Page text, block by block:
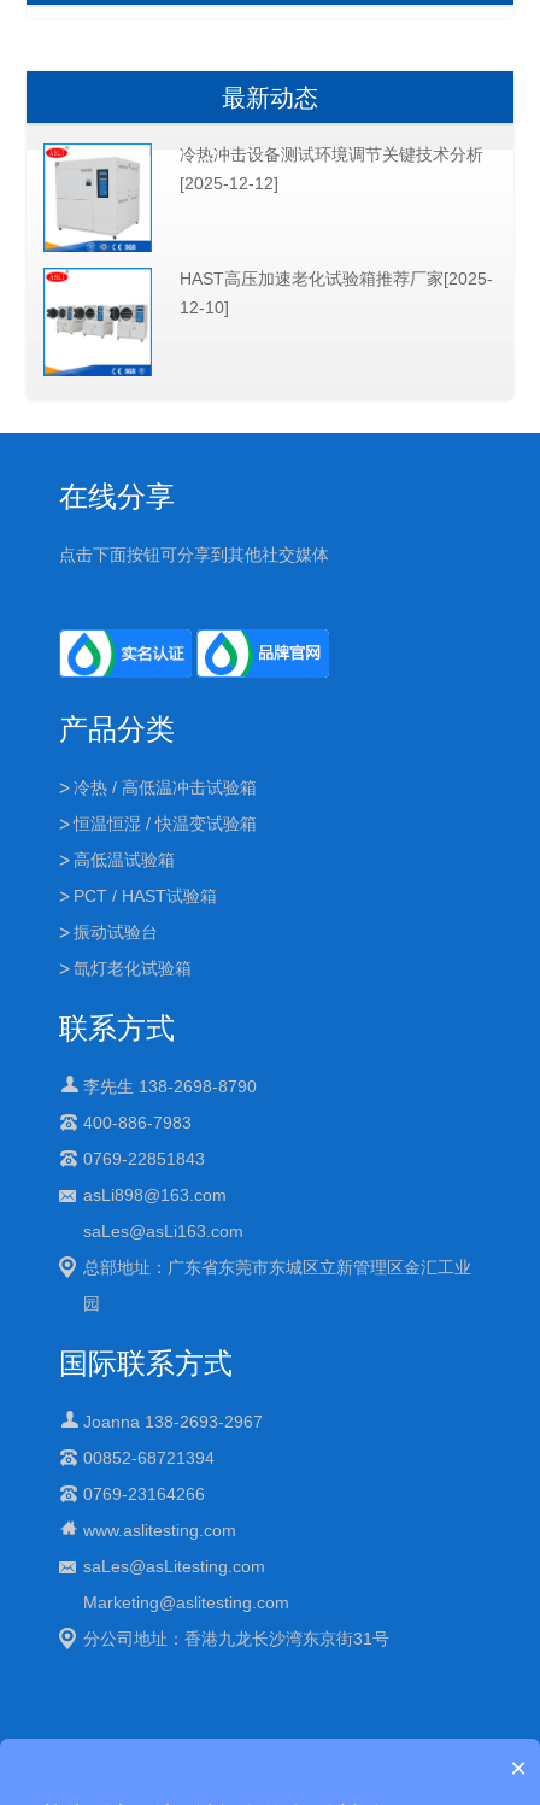
最新动态
冷热冲击设备测试环境调节关键技术分析
[2025-12-12]
HAST高压加速老化试验箱推荐厂家[2025-
12-10]
在线分享
点击下面按钮可分享到其他社交媒体
产品分类
冷热 / 高低温冲击试验箱
恒温恒湿 / 快温变试验箱
高低温试验箱
PCT / HAST试验箱
振动试验台
氙灯老化试验箱
联系方式
李先生 138-2698-8790
400-886-7983
0769-22851843
asLi898@163.com
saLes@asLi163.com
总部地址：广东省东莞市东城区立新管理区金汇工业
园
国际联系方式
Joanna 138-2693-2967
00852-68721394
0769-23164266
www.aslitesting.com
saLes@asLitesting.com
Marketing@aslitesting.com
分公司地址：香港九龙长沙湾东京街31号
×